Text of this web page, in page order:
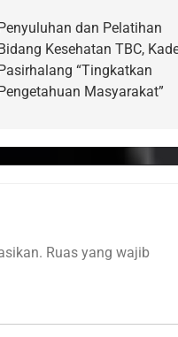
Penyuluhan dan Pelatihan
Bidang Kesehatan TBC,
Pasirhalang “Tingkatkan
Pengetahuan Masyarakat”
Ruas yang wajib